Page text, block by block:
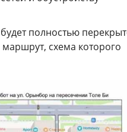
полностью
схема которого